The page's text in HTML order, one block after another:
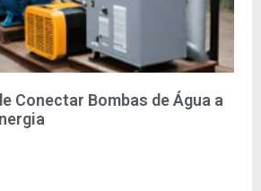
Conectar Bombas de Água a